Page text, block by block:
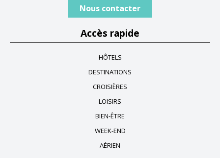
Nous contacter
Accès rapide
HÔTELS
DESTINATIONS
CROISIÈRES
LOISIRS
BIEN-ÊTRE
WEEK-END
AÉRIEN